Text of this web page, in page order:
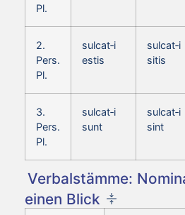
Pl.
2.
Pers.
Pl.
sulcat‑i
estis
sulcat‑i
sitis
3.
Pers.
Pl.
sulcat‑i
sunt
sulcat‑i
sint
Verbalstämme:
einen Blick